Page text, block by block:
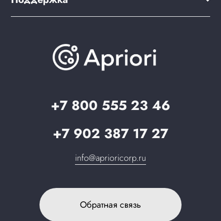
+7 800 555 23 46
+7 902 387 17 27
info@aprioricorp.ru
Обратная связь
Brander: подбор названия сайта
Скидки и бонусы
О компании
Документация
Вопрос-ответ
Запрос в поддержку